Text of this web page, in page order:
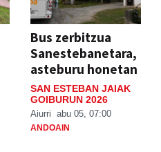
Bus zerbitzua
Sanestebanetara,
asteburu honetan
SAN ESTEBAN JAIAK
GOIBURUN 2026
Aiurri abu 05, 07:00
ANDOAIN